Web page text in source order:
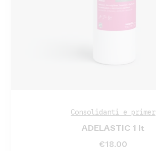
Consolidanti e primer
ADELASTIC 1 lt
€18.00